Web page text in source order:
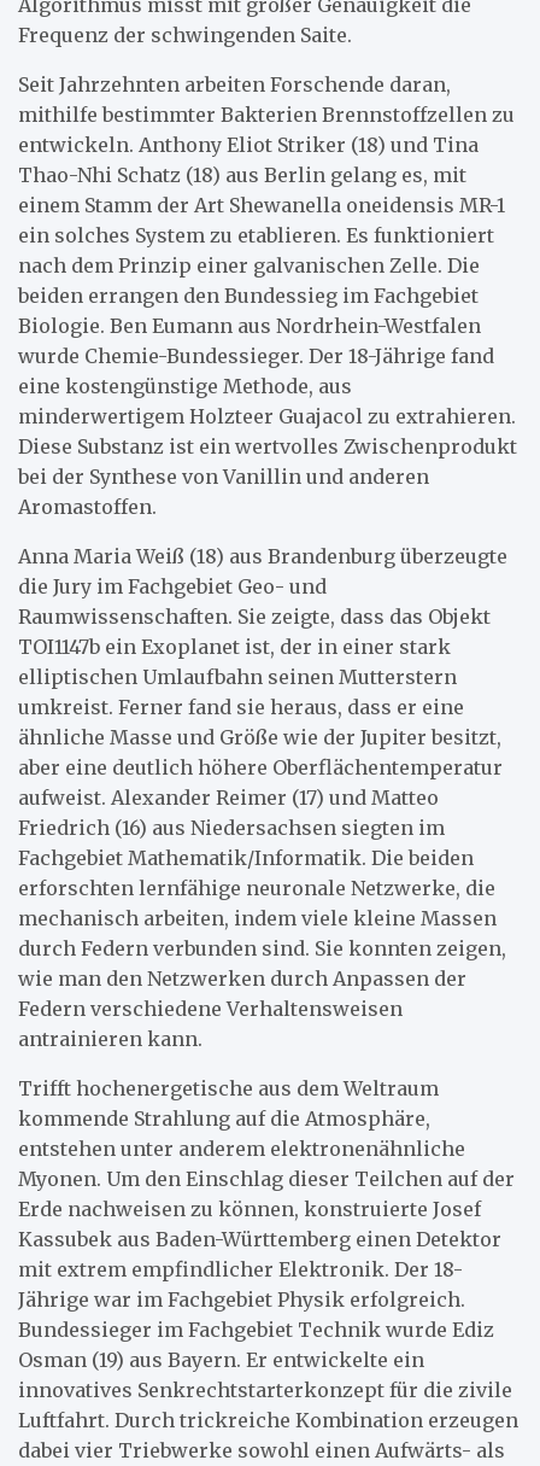
Frequenz der schwingenden Saite.
Seit Jahrzehnten arbeiten Forschende daran,
mithilfe bestimmter Bakterien Brennstoffzellen zu
entwickeln. Anthony Eliot Striker (18) und Tina
Thao-Nhi Schatz (18) aus Berlin gelang es, mit
einem Stamm der Art Shewanella oneidensis MR-1
ein solches System zu etablieren. Es funktioniert
nach dem Prinzip einer galvanischen Zelle. Die
beiden errangen den Bundessieg im Fachgebiet
Biologie. Ben Eumann aus Nordrhein-Westfalen
wurde Chemie-Bundessieger. Der 18-Jährige fand
eine kostengünstige Methode, aus
minderwertigem Holzteer Guajacol zu extrahieren.
Diese Substanz ist ein wertvolles Zwischenprodukt
bei der Synthese von Vanillin und anderen
Aromastoffen.
Anna Maria Weiß (18) aus Brandenburg überzeugte
die Jury im Fachgebiet Geo- und
Raumwissenschaften. Sie zeigte, dass das Objekt
TOI1147b ein Exoplanet ist, der in einer stark
elliptischen Umlaufbahn seinen Mutterstern
umkreist. Ferner fand sie heraus, dass er eine
ähnliche Masse und Größe wie der Jupiter besitzt,
aber eine deutlich höhere Oberflächentemperatur
aufweist. Alexander Reimer (17) und Matteo
Friedrich (16) aus Niedersachsen siegten im
Fachgebiet Mathematik/Informatik. Die beiden
erforschten lernfähige neuronale Netzwerke, die
mechanisch arbeiten, indem viele kleine Massen
durch Federn verbunden sind. Sie konnten zeigen,
wie man den Netzwerken durch Anpassen der
Federn verschiedene Verhaltensweisen
antrainieren kann.
Trifft hochenergetische aus dem Weltraum
kommende Strahlung auf die Atmosphäre,
entstehen unter anderem elektronenähnliche
Myonen. Um den Einschlag dieser Teilchen auf der
Erde nachweisen zu können, konstruierte Josef
Kassubek aus Baden-Württemberg einen Detektor
mit extrem empfindlicher Elektronik. Der 18-
Jährige war im Fachgebiet Physik erfolgreich.
Bundessieger im Fachgebiet Technik wurde Ediz
Osman (19) aus Bayern. Er entwickelte ein
innovatives Senkrechtstarterkonzept für die zivile
Luftfahrt. Durch trickreiche Kombination erzeugen
dabei vier Triebwerke sowohl einen Aufwärts- als